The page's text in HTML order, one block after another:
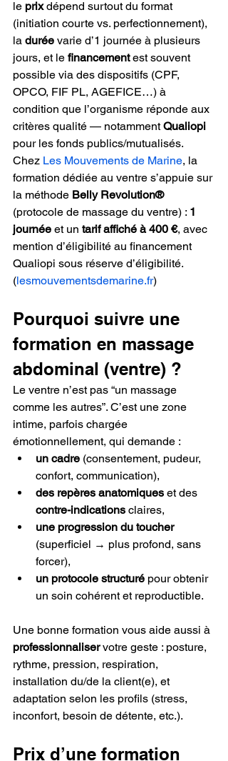
le prix dépend surtout du format
(initiation courte vs. perfectionnement),
la durée varie d’1 journée à plusieurs
jours, et le financement est souvent
possible via des dispositifs (CPF,
OPCO, FIF PL, AGEFICE…) à
condition que l’organisme réponde aux
critères qualité — notamment Qualiopi
pour les fonds publics/mutualisés.
Chez Les Mouvements de Marine, la
formation dédiée au ventre s’appuie sur
la méthode Belly Revolution®
(protocole de massage du ventre) : 1
journée et un tarif affiché à 400 €, avec
mention d’éligibilité au financement
Qualiopi sous réserve d’éligibilité.
(lesmouvementsdemarine.fr)
Pourquoi suivre une
formation en massage
abdominal (ventre) ?
Le ventre n’est pas “un massage
comme les autres”. C’est une zone
intime, parfois chargée
émotionnellement, qui demande :
un cadre (consentement, pudeur,
confort, communication),
des repères anatomiques et des
contre-indications claires,
une progression du toucher
(superficiel → plus profond, sans
forcer),
un protocole structuré pour obtenir
un soin cohérent et reproductible.
Une bonne formation vous aide aussi à
professionnaliser votre geste : posture,
rythme, pression, respiration,
installation du/de la client(e), et
adaptation selon les profils (stress,
inconfort, besoin de détente, etc.).
Prix d’une formation